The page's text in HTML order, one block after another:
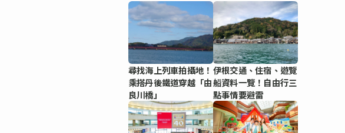
尋找海上列車拍攝地！
乘搭丹後鐵道穿越「由
良川橋」
伊根交通、住宿、遊覽
船資料一覽！自由行三
點事情要避雷